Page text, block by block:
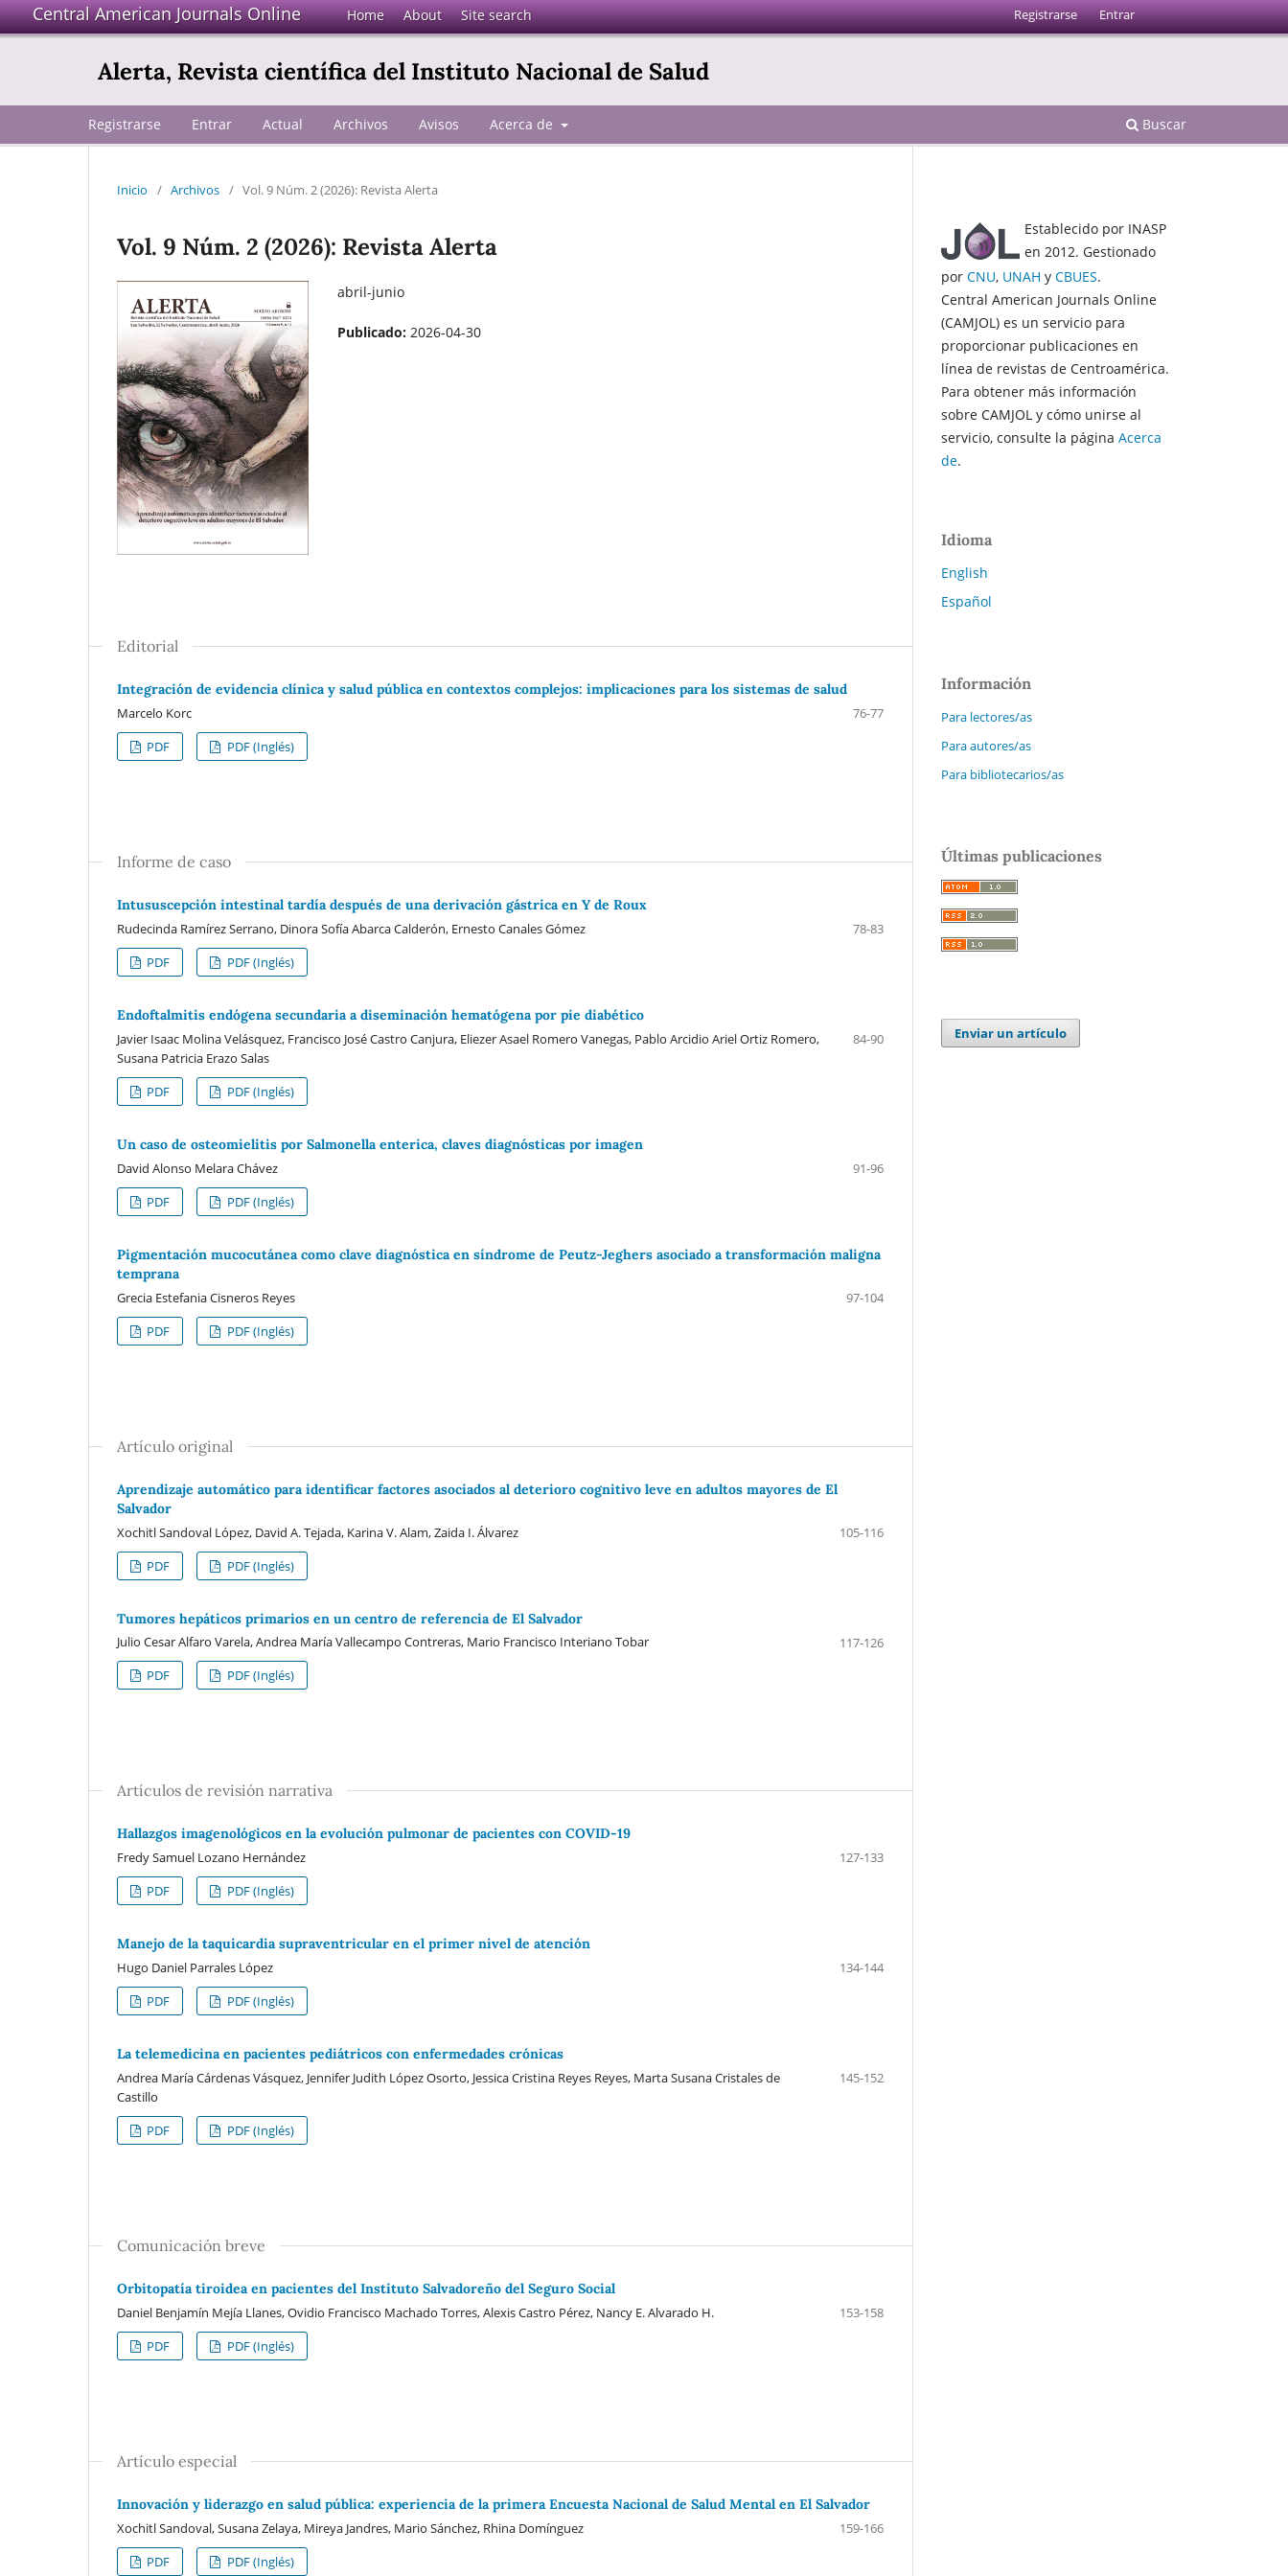
Central American Journals Online Home About Site search
Alerta, Revista científica del Instituto Nacional de Salud
Registrarse Entrar Actual Archivos Avisos Acerca de Buscar
Registrarse Entrar
Inicio / Archivos / Vol. 9 Núm. 2 (2026): Revista Alerta
Vol. 9 Núm. 2 (2026): Revista Alerta
abril-junio
Publicado: 2026-04-30
Editorial
Integración de evidencia clínica y salud pública en contextos complejos: implicaciones para los sistemas de salud
Marcelo Korc
76-77
PDF
PDF (Inglés)
Informe de caso
Intususcepción intestinal tardía después de una derivación gástrica en Y de Roux
Rudecinda Ramírez Serrano, Dinora Sofía Abarca Calderón, Ernesto Canales Gómez
78-83
PDF
PDF (Inglés)
Endoftalmitis endógena secundaria a diseminación hematógena por pie diabético
Javier Isaac Molina Velásquez, Francisco José Castro Canjura, Eliezer Asael Romero Vanegas, Pablo Arcidio Ariel Ortiz Romero,
Susana Patricia Erazo Salas
84-90
PDF PDF (Inglés)
Un caso de osteomielitis por Salmonella enterica, claves diagnósticas por imagen
David Alonso Melara Chávez
91-96
PDF
PDF (Inglés)
Pigmentación mucocutánea como clave diagnóstica en síndrome de Peutz-Jeghers asociado a transformación maligna
temprana
Grecia Estefania Cisneros Reyes
97-104
PDF
PDF (Inglés)
Artículo original
Aprendizaje automático para identificar factores asociados al deterioro cognitivo leve en adultos mayores de El
Salvador
Xochitl Sandoval López, David A. Tejada, Karina V. Alam, Zaida I. Álvarez
105-116
PDF
PDF (Inglés)
Tumores hepáticos primarios en un centro de referencia de El Salvador
Julio Cesar Alfaro Varela, Andrea María Vallecampo Contreras, Mario Francisco Interiano Tobar
117-126
PDF
PDF (Inglés)
Artículos de revisión narrativa
Hallazgos imagenológicos en la evolución pulmonar de pacientes con COVID-19
Fredy Samuel Lozano Hernández
127-133
PDF
PDF (Inglés)
Manejo de la taquicardia supraventricular en el primer nivel de atención
Hugo Daniel Parrales López
134-144
PDF
PDF (Inglés)
La telemedicina en pacientes pediátricos con enfermedades crónicas
Andrea María Cárdenas Vásquez, Jennifer Judith López Osorto, Jessica Cristina Reyes Reyes, Marta Susana Cristales de
Castillo
145-152
PDF PDF (Inglés)
Comunicación breve
Orbitopatía tiroidea en pacientes del Instituto Salvadoreño del Seguro Social
Daniel Benjamín Mejía Llanes, Ovidio Francisco Machado Torres, Alexis Castro Pérez, Nancy E. Alvarado H.
153-158
PDF
PDF (Inglés)
Artículo especial
Innovación y liderazgo en salud pública: experiencia de la primera Encuesta Nacional de Salud Mental en El Salvador
Xochitl Sandoval, Susana Zelaya, Mireya Jandres, Mario Sánchez, Rhina Domínguez
159-166
PDF
PDF (Inglés)
Establecido por INASP
en 2012. Gestionado
por CNU, UNAH y CBUES.
Central American Journals Online
(CAMJOL) es un servicio para
proporcionar publicaciones en
línea de revistas de Centroamérica.
Para obtener más información
sobre CAMJOL y cómo unirse al
servicio, consulte la página Acerca
de.
Idioma
English
Español
Información
Para lectores/as
Para autores/as
Para bibliotecarios/as
Últimas publicaciones
Enviar un artículo